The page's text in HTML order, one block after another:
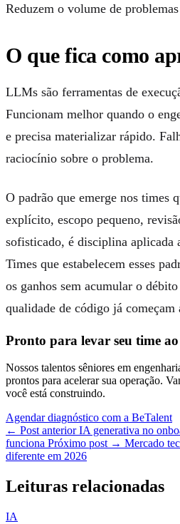
Reduzem o volume de
O que fica como
LLMs são ferramentas de
Funcionam melhor quando o
e precisa materializar rápido.
raciocínio sobre o problema.
O padrão que emerge nos times
explícito, escopo pequeno,
sofisticado, é disciplina aplicada
Times que estabelecem esses
os ganhos sem acumular o
qualidade de código já começam
Pronto para levar seu time
Nossos talentos sêniores em
prontos para acelerar sua operação.
você está construindo.
Agendar diagnóstico com a BeTalent
← Post anterior IA generativa no
funciona Próximo post → Mercado
diferente em 2026
Leituras relacionadas
IA